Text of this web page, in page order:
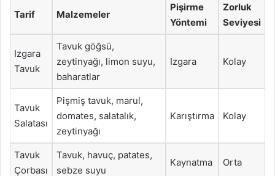
Tarif Malzemeler
Pişirme
Yöntemi
Zorluk
Seviyesi
Izgara
Tavuk
Tavuk göğsü,
zeytinyağı, limon suyu,
baharatlar
Izgara Kolay
Tavuk
Salatası
Pişmiş tavuk, marul,
domates, salatalık,
zeytinyağı
Karıştırma Kolay
Tavuk
Çorbası
Tavuk, havuç, patates,
sebze suyu
Kaynatma Orta